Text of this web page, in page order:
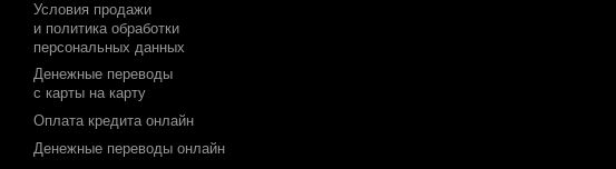
Условия продажи
и политика обработки
персональных данных
Денежные переводы
с карты на карту
Оплата кредита онлайн
Денежные переводы онлайн